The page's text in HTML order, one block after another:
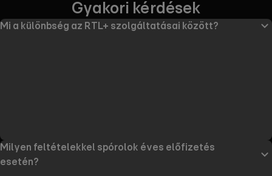
Gyakori kérdések
Mi a különbség az RTL+ szolgáltatásai között?
Milyen feltételekkel spórolok éves előfizetés
esetén?